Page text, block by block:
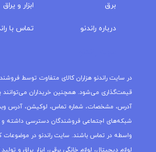
برق
درباره‌ راندنو
ابزار و یراق
تماس با
در سایت راندنو هزاران کالای متفاوت توسط
قیمت‌گذاری می‌شود. همچنین خریداران می‌توانند
آدرس، مشخصات، شماره تماس، لوکیشن، آدرس
شبکه‌های اجتماعی فروشندگان دسترسی داشته و
واسطه در تماس باشند. سایت راندنو در موضوعات
لوازم دیجیتال، لوازم خانگی برقی، ابزار یراق و